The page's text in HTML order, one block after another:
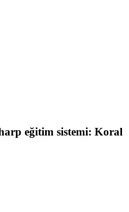
eğitim sistemi: Koral